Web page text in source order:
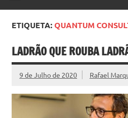
ETIQUETA:QUANTUM
LADRÃO QUE ROUBA
9 de Julho de 2020 Rafael